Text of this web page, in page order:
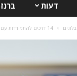
דעות
בלוגים 14 דרכים להתמודדות עם עומסי עבודה כבדים ועם הלחצים הנלווים אליהם